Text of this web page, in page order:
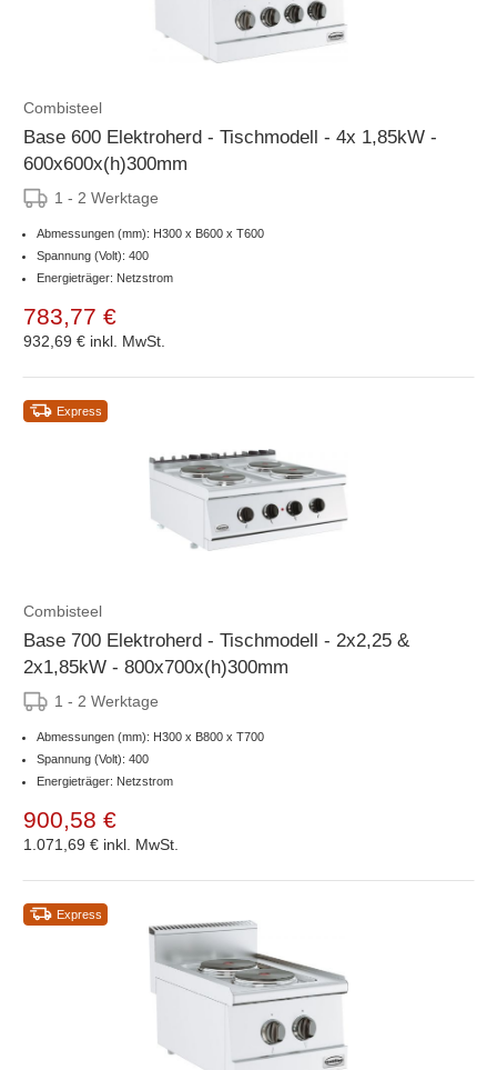
Combisteel
Base 600 Elektroherd - Tischmodell - 4x 1,85kW -
600x600x(h)300mm
1 - 2 Werktage
Abmessungen (mm): H300 x B600 x T600
Spannung (Volt): 400
Energieträger: Netzstrom
783,77 €
932,69 € inkl. MwSt.
Express
Combisteel
Base 700 Elektroherd - Tischmodell - 2x2,25 &
2x1,85kW - 800x700x(h)300mm
1 - 2 Werktage
Abmessungen (mm): H300 x B800 x T700
Spannung (Volt): 400
Energieträger: Netzstrom
900,58 €
1.071,69 € inkl. MwSt.
Express